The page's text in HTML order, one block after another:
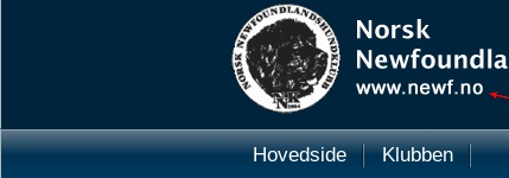
Hovedside Klubben